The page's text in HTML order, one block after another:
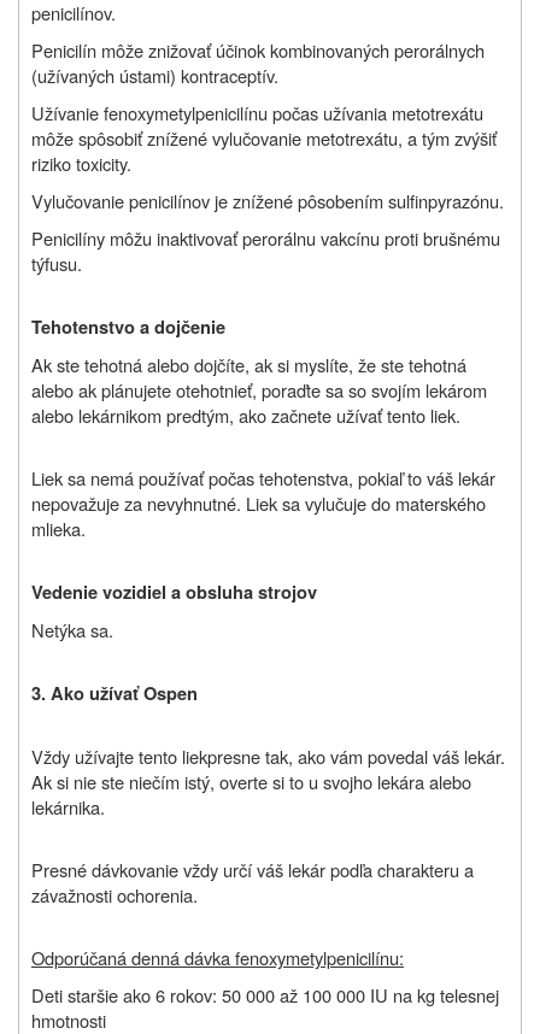
penicilínov.
Penicilín môže znižovať účinok kombinovaných perorálnych
(užívaných ústami) kontraceptív.
Užívanie fenoxymetylpenicilínu počas užívania metotrexátu
môže spôsobiť znížené vylučovanie metotrexátu, a tým zvýšiť
riziko toxicity.
Vylučovanie penicilínov je znížené pôsobením sulfinpyrazónu.
Penicilíny môžu inaktivovať perorálnu vakcínu proti brušnému
týfusu.
Tehotenstvo a dojčenie
Ak ste tehotná alebo dojčíte, ak si myslíte, že ste tehotná
alebo ak plánujete otehotnieť, poraďte sa so svojím lekárom
alebo lekárnikom predtým, ako začnete užívať tento liek.
Liek sa nemá používať počas tehotenstva, pokiaľ to váš lekár
nepovažuje za nevyhnutné. Liek sa vylučuje do materského
mlieka.
Vedenie vozidiel a obsluha strojov
Netýka sa.
3. Ako užívať Ospen
Vždy užívajtetento liekpresne tak, ako vám povedal váš lekár.
Ak si nie ste niečím istý, overte si to u svojho lekára alebo
lekárnika.
Presné dávkovanie vždy určí váš lekár podľa charakteru a
závažnosti ochorenia.
Odporúčaná denná dávka fenoxymetylpenicilínu:
Deti staršie ako 6 rokov: 50 000 až 100 000 IU na kg telesnej
hmotnosti